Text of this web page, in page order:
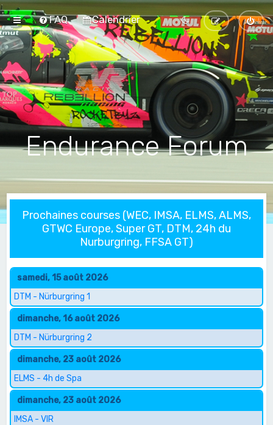
FAQ Calendrier
Endurance Forum
Prochaines courses (WEC, IMSA, ELMS, ALMS,
GTWC Europe, Super GT, DTM, 24h du
Nurburgring, FFSA GT)
samedi, 15 août 2026
DTM - Nürburgring 1
dimanche, 16 août 2026
DTM - Nürburgring 2
dimanche, 23 août 2026
ELMS - 4h de Spa
dimanche, 23 août 2026
IMSA - VIR